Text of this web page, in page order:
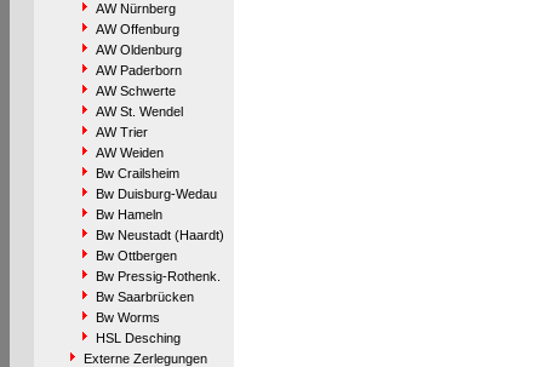
AW Nürnberg
AW Offenburg
AW Oldenburg
AW Paderborn
AW Schwerte
AW St. Wendel
AW Trier
AW Weiden
Bw Crailsheim
Bw Duisburg-Wedau
Bw Hameln
Bw Neustadt (Haardt)
Bw Ottbergen
Bw Pressig-Rothenk.
Bw Saarbrücken
Bw Worms
HSL Desching
Externe Zerlegungen